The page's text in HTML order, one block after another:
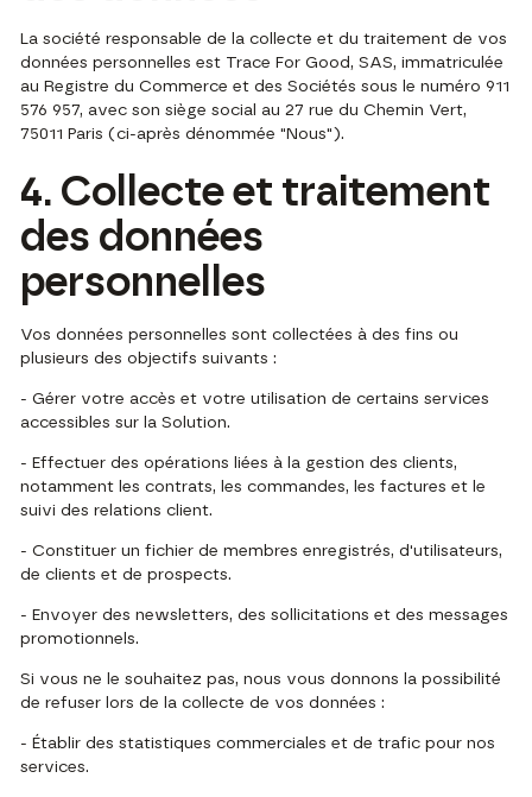
La société responsable de la collecte et du traitement de vos
données personnelles est Trace For Good, SAS, immatriculée
au Registre du Commerce et des Sociétés sous le numéro 911
576 957, avec son siège social au 27 rue du Chemin Vert,
75011 Paris (ci-après dénommée "Nous").
4. Collecte et traitement
des données
personnelles
Vos données personnelles sont collectées à des fins ou
plusieurs des objectifs suivants :
- Gérer votre accès et votre utilisation de certains services
accessibles sur la Solution.
- Effectuer des opérations liées à la gestion des clients,
notamment les contrats, les commandes, les factures et le
suivi des relations client.
- Constituer un fichier de membres enregistrés, d'utilisateurs,
de clients et de prospects.
- Envoyer des newsletters, des sollicitations et des messages
promotionnels.
Si vous ne le souhaitez pas, nous vous donnons la possibilité
de refuser lors de la collecte de vos données :
- Établir des statistiques commerciales et de trafic pour nos
services.